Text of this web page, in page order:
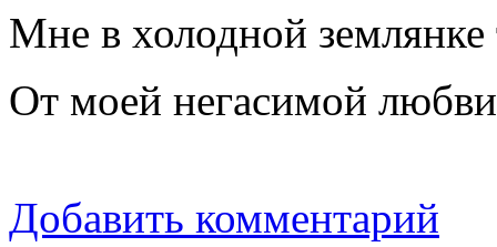
Мне в холодной землянке
От моей негасимой
Добавить комментарий